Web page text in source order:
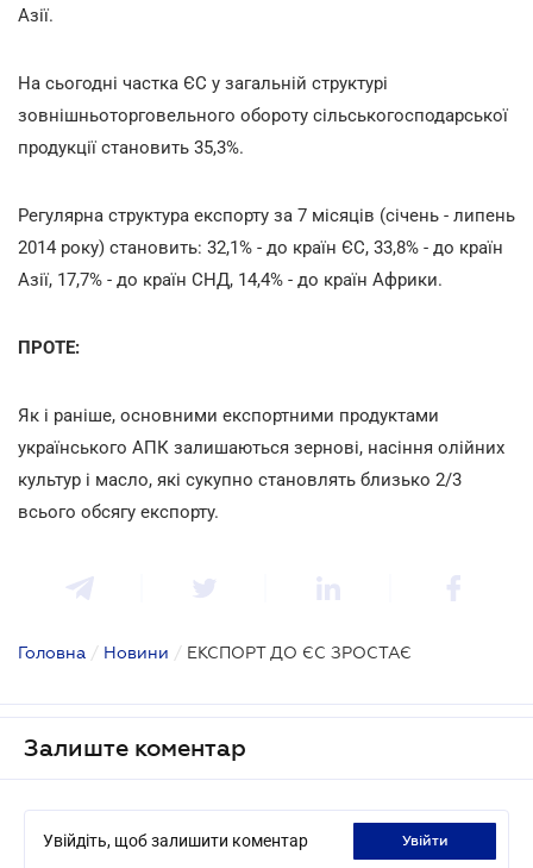
Азії.
На сьогодні частка ЄС у загальній структурі
зовнішньоторговельного обороту сільськогосподарської
продукції становить 35,3%.
Регулярна структура експорту за 7 місяців (січень - липень
2014 року) становить: 32,1% - до країн ЄС, 33,8% - до країн
Азії, 17,7% - до країн СНД, 14,4% - до країн Африки.
ПРОТЕ:
Як і раніше, основними експортними продуктами
українського АПК залишаються зернові, насіння олійних
культур і масло, які сукупно становлять близько 2/3
всього обсягу експорту.
Головна / Новини / ЕКСПОРТ ДО ЄС ЗРОСТАЄ
Залиште коментар
Увійдіть, щоб залишити коментар увійти